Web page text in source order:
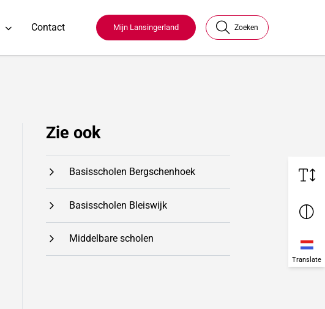
Contact Mijn Lansingerland Zoeken
Translate
Zie ook
Basisscholen Bergschenhoek
Basisscholen Bleiswijk
Middelbare scholen